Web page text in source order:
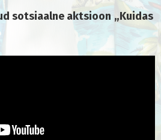
sotsiaalne aktsioon „Kuidas